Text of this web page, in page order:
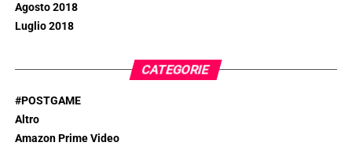
Agosto 2018
Luglio 2018
CATEGORIE
#POSTGAME
Altro
Amazon Prime Video